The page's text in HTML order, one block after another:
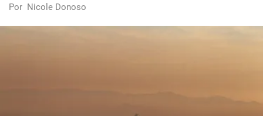
Por Nicole Donoso